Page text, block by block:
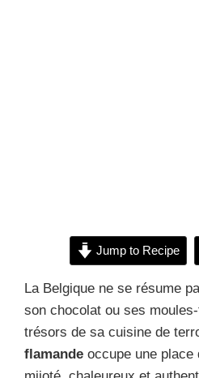
Jump to Recipe
La Belgique ne se résume
son chocolat ou ses
trésors de sa cuisine de
flamande occupe une place